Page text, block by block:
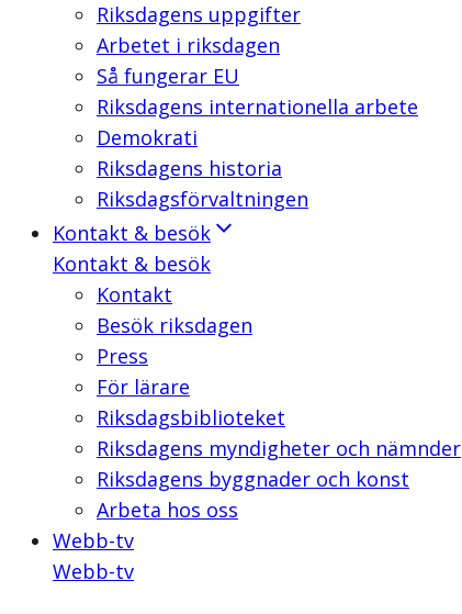
Riksdagens uppgifter
Arbetet i riksdagen
Så fungerar EU
Riksdagens internationella arbete
Demokrati
Riksdagens historia
Riksdagsförvaltningen
Kontakt & besök
Kontakt & besök
Kontakt
Besök riksdagen
Press
För lärare
Riksdagsbiblioteket
Riksdagens myndigheter och nämnder
Riksdagens byggnader och konst
Arbeta hos oss
Webb-tv
Webb-tv